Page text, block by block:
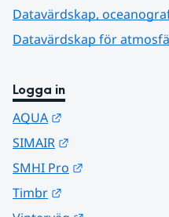
Datavärdskap,
Datavärdskap för
Logga in
AQUA
SIMAIR
SMHI Pro
Timbr